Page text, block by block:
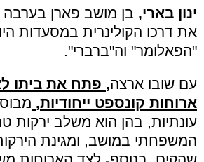
ינון בארי, בן מושב פארן
את דרכו הקולינרית במסעדות
"הפאלומר" וה"ברברי".
עם שובו ארצה, פתח את ביתו
ארוחות קונספט ייחודיות,
עונתיות, בהן הוא משלב ירקות
המשפחתי במושב, ומגינת